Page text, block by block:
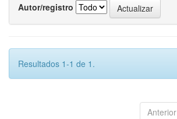
Autor/registro
Resultados 1-1 de 1.
Anterior